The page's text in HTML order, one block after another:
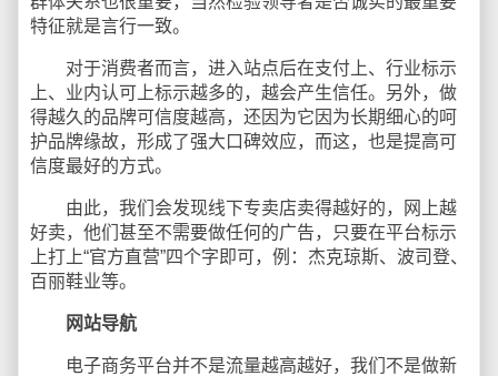
特征就是言行一致。
对于消费者而言，进入站点后在支付上、行业标示
上、业内认可上标示越多的，越会产生信任。另外，做
得越久的品牌可信度越高，还因为它因为长期细心的呵
护品牌缘故，形成了强大口碑效应，而这，也是提高可
信度最好的方式。
由此，我们会发现线下专卖店卖得越好的，网上越
好卖，他们甚至不需要做任何的广告，只要在平台标示
上打上“官方直营”四个字即可，例：杰克琼斯、波司登、
百丽鞋业等。
网站导航
电子商务平台并不是流量越高越好，我们不是做新